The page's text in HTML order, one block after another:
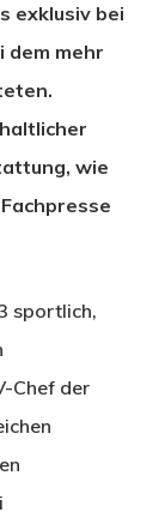
exklusiv bei
dem mehr
wie
sportlich,
Chef der